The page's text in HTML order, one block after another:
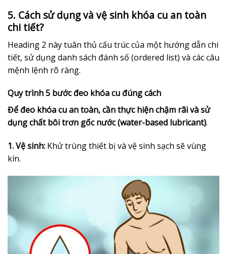
5. Cách sử dụng và vệ sinh khóa cu an toàn
chi tiết?
Heading 2 này tuân thủ cấu trúc của một hướng dẫn chi
tiết, sử dụng danh sách đánh số (ordered list) và các câu
mệnh lệnh rõ ràng.
Quy trình 5 bước đeo khóa cu đúng cách
Để đeo khóa cu an toàn, cần thực hiện chậm rãi và sử
dụng chất bôi trơn gốc nước (water-based lubricant).
1. Vệ sinh: Khử trùng thiết bị và vệ sinh sạch sẽ vùng
kín.